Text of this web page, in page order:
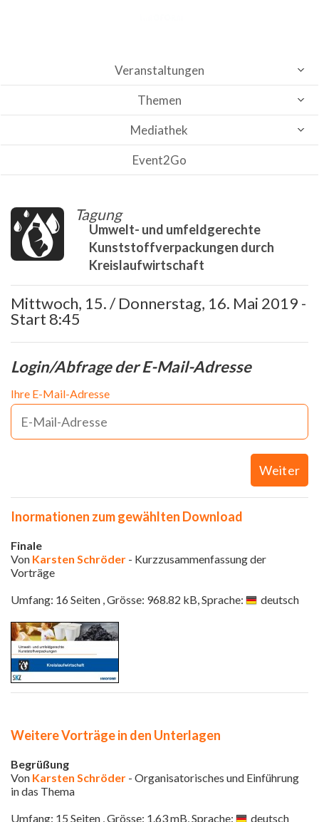
Veranstaltungen
Themen
Mediathek
Event2Go
Tagung
Umwelt- und umfeldgerechte
Kunststoffverpackungen durch
Kreislaufwirtschaft
Mittwoch, 15. / Donnerstag, 16. Mai 2019 -
Start 8:45
Login/Abfrage der E-Mail-Adresse
Ihre E-Mail-Adresse
Weiter
Inormationen zum gewählten Download
Finale
Von Karsten Schröder - Kurzzusammenfassung der
Vorträge
Umfang: 16 Seiten , Grösse: 968.82 kB, Sprache:
deutsch
Weitere Vorträge in den Unterlagen
Begrüßung
Von Karsten Schröder - Organisatorisches und Einführung
in das Thema
Umfang: 15 Seiten , Grösse: 1.63 mB, Sprache:
deutsch